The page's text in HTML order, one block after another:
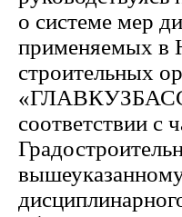
о системе мер
применяемых в
строительных
соответствии с